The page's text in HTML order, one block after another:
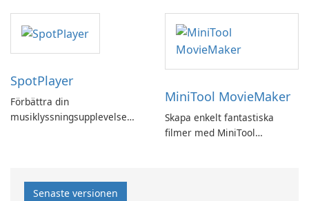
SpotPlayer
Förbättra din
musiklyssningsupplevelse
MiniTool MovieMaker
Skapa enkelt fantastiska
filmer med MiniTool
Senaste versionen